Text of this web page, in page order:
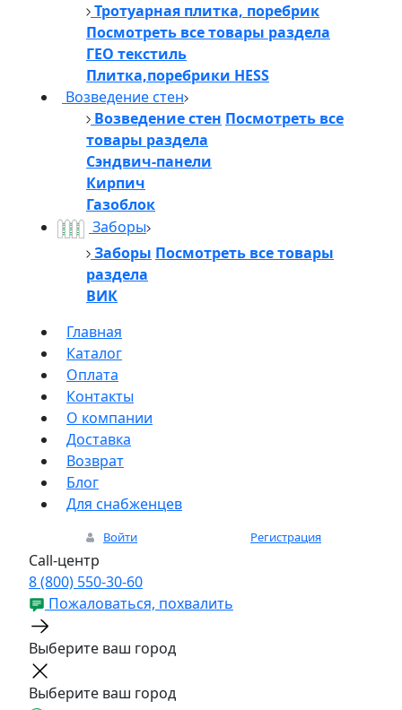
Тротуарная плитка, поребрик
Посмотреть все товары раздела
ГЕО текстиль
Плитка,поребрики HESS
Возведение стен
Возведение стен Посмотреть все
товары раздела
Сэндвич-панели
Кирпич
Газоблок
Заборы
Заборы Посмотреть все товары
раздела
ВИК
Главная
Каталог
Оплата
Контакты
О компании
Доставка
Возврат
Блог
Для снабженцев
Войти Регистрация
Call-центр
8 (800) 550-30-60
Пожаловаться, похвалить
Выберите ваш город
Выберите ваш город